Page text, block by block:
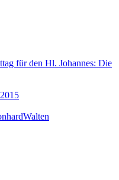
für den Hl. Johannes: Die
Walten